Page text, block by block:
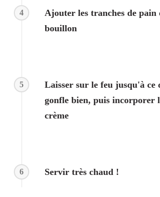
4
Ajouter les tranches de pain
bouillon
5
Laisser sur le feu jusqu'à ce
gonfle bien, puis incorporer
crème
6 Servir très chaud !